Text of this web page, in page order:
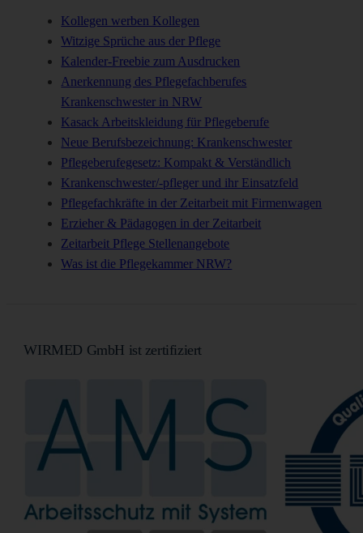
Kollegen werben Kollegen
Witzige Sprüche aus der Pflege
Kalender-Freebie zum Ausdrucken
Anerkennung des Pflegefachberufes
Krankenschwester in NRW
Kasack Arbeitskleidung für Pflegeberufe
Neue Berufsbezeichnung: Krankenschwester
Pflegeberufegesetz: Kompakt & Verständlich
Krankenschwester/-pfleger und ihr Einsatzfeld
Pflegefachkräfte in der Zeitarbeit mit Firmenwagen
Erzieher & Pädagogen in der Zeitarbeit
Zeitarbeit Pflege Stellenangebote
Was ist die Pflegekammer NRW?
WIRMED GmbH ist zertifiziert